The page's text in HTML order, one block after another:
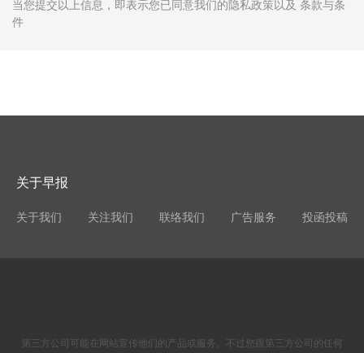
当您提交以上信息，即表示您已同意我们的隐私政策以及 条款与条
件
关于早报
关于我们 关注我们 联络我们 广告服务 投函投稿
第三方公司可能在网站宣传他们的产品或服务。不过您跟第三方公司的任何